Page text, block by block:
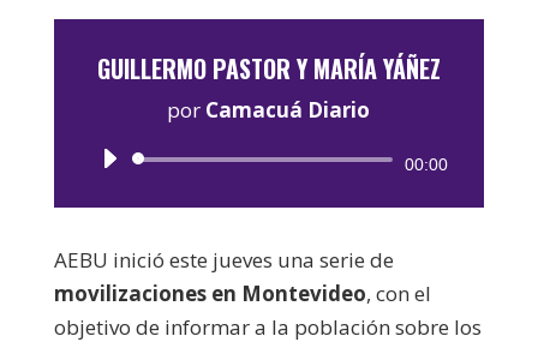
GUILLERMO PASTOR Y MARÍA YÁÑEZ
por Camacuá Diario
Reproductor
00:00
AEBU inició este jueves una serie de
movilizaciones en Montevideo, con el
objetivo de informar a la población sobre los